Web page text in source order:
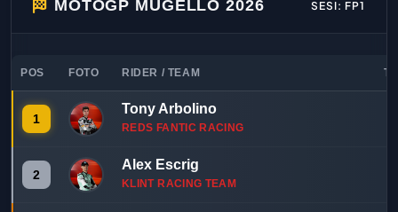
MOTOGP MUGELLO 2026 SESI: FP1
POS FOTO RIDER / TEAM
1
Tony Arbolino
REDS FANTIC RACING
2
Alex Escrig
KLINT RACING TEAM